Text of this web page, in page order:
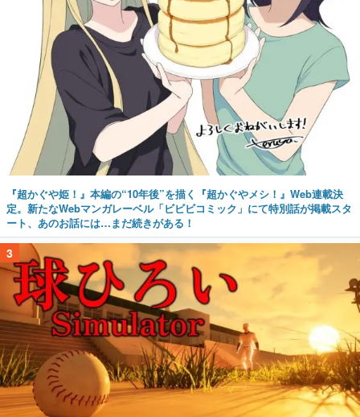
『超かぐや姫！』本編の“10年後”を描く『超かぐやメシ！』Web連載決
定。新たなWebマンガレーベル「ビビビコミック」にて特別話が掲載スタ
ート、あのお話には…まだ続きがある！
3